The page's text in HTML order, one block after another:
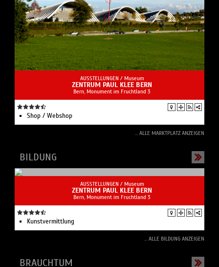
AUSSTELLUNGEN / Museum
ZENTRUM PAUL KLEE BERN
Bern, Monument im Fruchtland 3
Shop / Webshop
... ALLE MARKTPLATZ ANZEIGEN
BILDUNG
AUSSTELLUNGEN / Museum
ZENTRUM PAUL KLEE BERN
Bern, Monument im Fruchtland 3
Kunstvermittlung
... ALLE BILDUNG ANZEIGEN
BRAUCHTUM